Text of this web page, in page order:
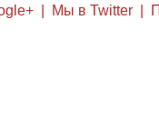
| Мы в Twitter |